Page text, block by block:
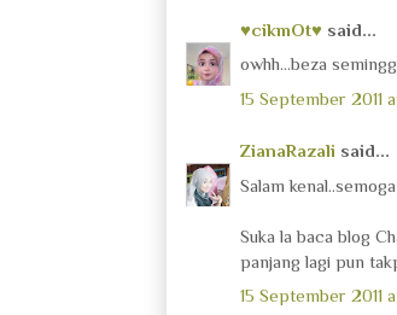
♥cikmOt♥ said...
owhh...beza
15 September 2011
ZianaRazali said...
Salam
Suka la baca blog
panjang lagi pun
15 September 2011